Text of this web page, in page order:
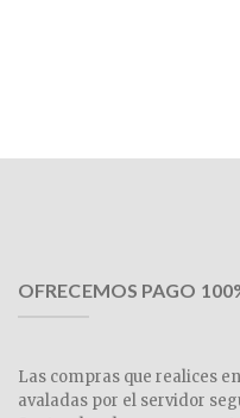
OFRECEMOS PAGO
Las compras que realices
avaladas por el servidor